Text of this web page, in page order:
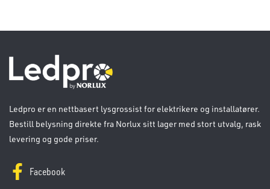
Ledpro er en nettbasert lysgrossist for elektrikere og installatører.
Bestill belysning direkte fra Norlux sitt lager med stort utvalg, rask
levering og gode priser.
Facebook